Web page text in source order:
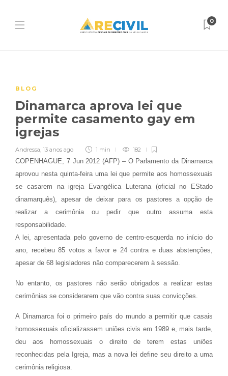
0
BLOG
Dinamarca aprova lei que
permite casamento gay em
igrejas
Andressa, 13 anos ago 1 min 182
COPENHAGUE, 7 Jun 2012 (AFP) – O Parlamento da Dinamarca
aprovou nesta quinta-feira uma lei que permite aos homossexuais
se casarem na igreja Evangélica Luterana (oficial no EStado
dinamarquês), apesar de deixar para os pastores a opção de
realizar a cerimônia ou pedir que outro assuma esta
responsabilidade.
A lei, apresentada pelo governo de centro-esquerda no início do
ano, recebeu 85 votos a favor e 24 contra e duas abstenções,
apesar de 68 legisladores não comparecerem à sessão.
No entanto, os pastores não serão obrigados a realizar estas
cerimônias se considerarem que vão contra suas convicções.
A Dinamarca foi o primeiro país do mundo a permitir que casais
homossexuais oficializassem uniões civis em 1989 e, mais tarde,
deu aos homossexuais o direito de terem estas uniões
reconhecidas pela Igreja, mas a nova lei define seu direito a uma
cerimônia religiosa.